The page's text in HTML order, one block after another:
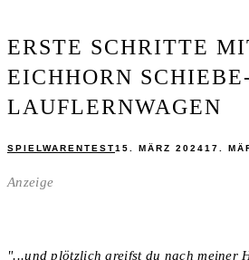
ERSTE SCHRITTE
EICHHORN
LAUFLERNWAGEN
SPIELWARENTEST15. MÄRZ 202417.
Anzeige
"...und plötzlich greifst du nach meiner